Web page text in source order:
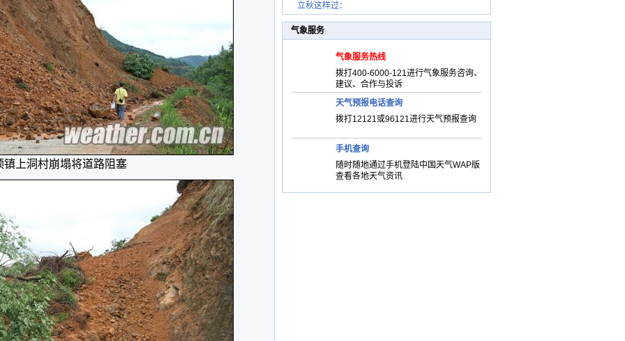
镇上洞村崩塌将道路阻塞
立秋这样过：
气象服务
气象服务热线
拨打400-6000-121进行气象服务咨询、
建议、合作与投诉
天气预报电话查询
拨打12121或96121进行天气预报查询
手机查询
随时随地通过手机登陆中国天气WAP版
查看各地天气资讯